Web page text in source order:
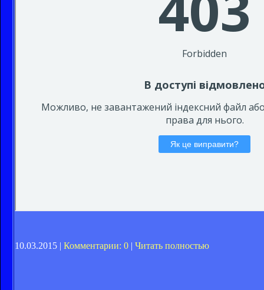
10.03.2015 | Комментарии: 0 | Читать полностью